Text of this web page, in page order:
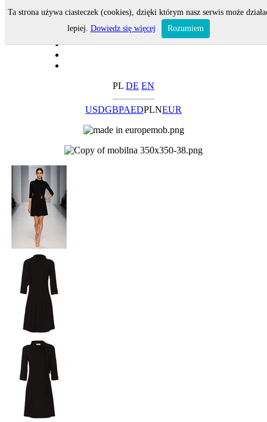
PL DE EN
USDGBPAEDPLNEUR
Ta strona używa ciasteczek (cookies), dzięki którym nasz serwis może
lepiej. Dowiedz się więcej Rozumiem